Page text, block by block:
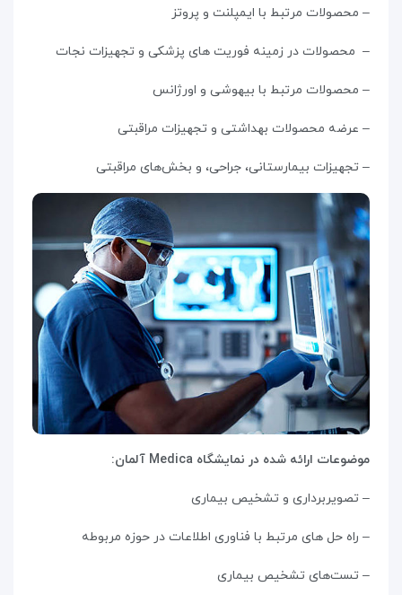
– محصولات مرتبط با ایمپلنت و پروتز
– محصولات در زمینه فوریت های پزشکی و تجهیزات نجات
– محصولات مرتبط با بیهوشی و اورژانس
– عرضه محصولات بهداشتی و تجهیزات مراقبتی
– تجهیزات بیمارستانی، جراحی، و بخش‌های مراقبتی
موضوعات ارائه شده در نمایشگاه Medica آلمان:
– تصویربرداری و تشخیص بیماری
– راه حل های مرتبط با فناوری اطلاعات در حوزه مربوطه
– تست‌های تشخیص بیماری